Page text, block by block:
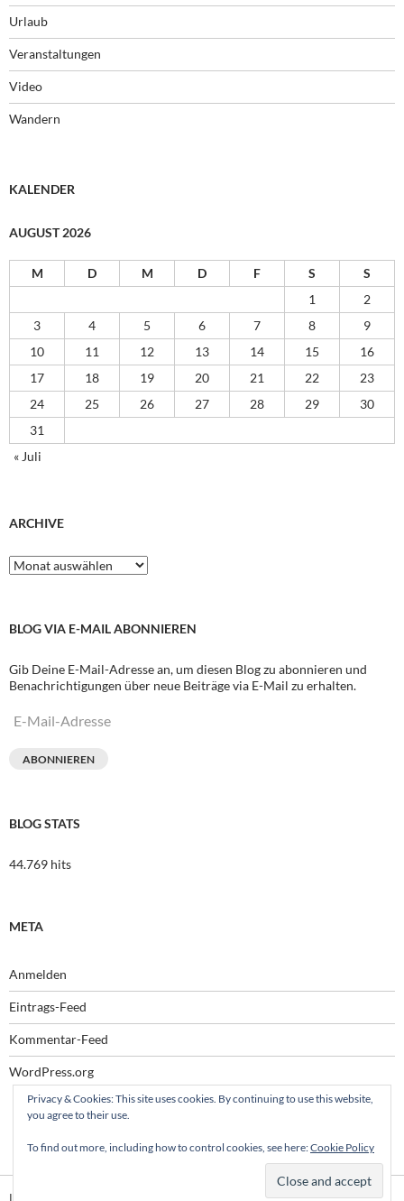
Urlaub
Veranstaltungen
Video
Wandern
KALENDER
AUGUST 2026
M D M D F S
S
1
2
3
4 5 6 7 8
9
10
11 12 13 14 15
16
17
18 19 20 21 22
23
24
25 26 27 28 29
30
31
« Juli
ARCHIVE
Archive
BLOG VIA E-MAIL ABONNIEREN
Gib Deine E-Mail-Adresse an, um diesen Blog zu abonnieren und
Benachrichtigungen über neue Beiträge via E-Mail zu erhalten.
E-
ABONNIEREN
BLOG STATS
44.769 hits
META
Anmelden
Eintrags-Feed
Kommentar-Feed
WordPress.org
Impressum
Privacy & Cookies: This site uses cookies. By continuing to use this website,
you agree to their use.
To find out more, including how to control cookies, see here:Cookie Policy